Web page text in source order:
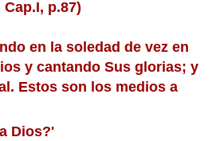
p.87)
en la soledad de vez en
y cantando Sus glorias; y
Estos son los medios a
Dios?'